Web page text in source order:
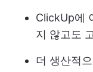
ClickUp에
지 않고도
더 생산적